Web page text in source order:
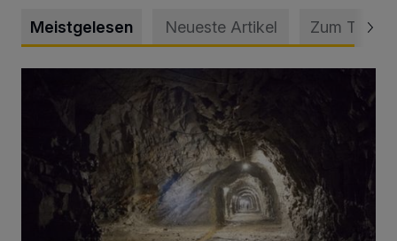
Meistgelesen Neueste Artikel Zum Thema